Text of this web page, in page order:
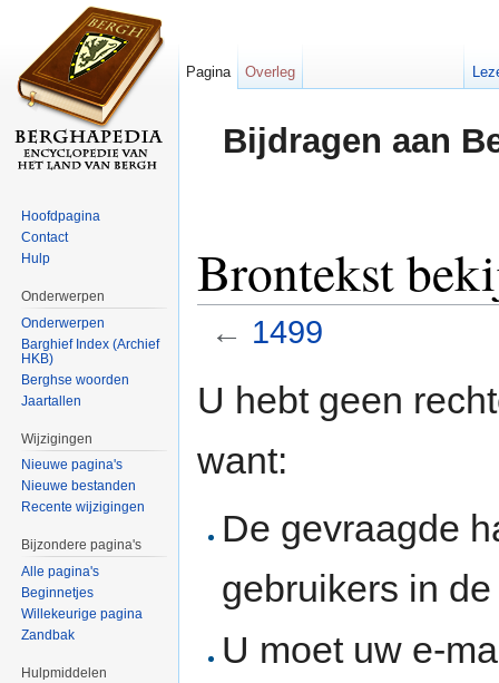
Bijdragen aan
Brontekst
← 1499
U hebt geen
want:
De gevraagde
gebruikers in
U moet uw e-
Pagina Overleg
Hoofdpagina
Contact
Hulp
Onderwerpen
Onderwerpen
Barghief Index (Archief
HKB)
Berghse woorden
Jaartallen
Wijzigingen
Nieuwe pagina's
Nieuwe bestanden
Recente wijzigingen
Bijzondere pagina's
Alle pagina's
Beginnetjes
Willekeurige pagina
Zandbak
Hulpmiddelen